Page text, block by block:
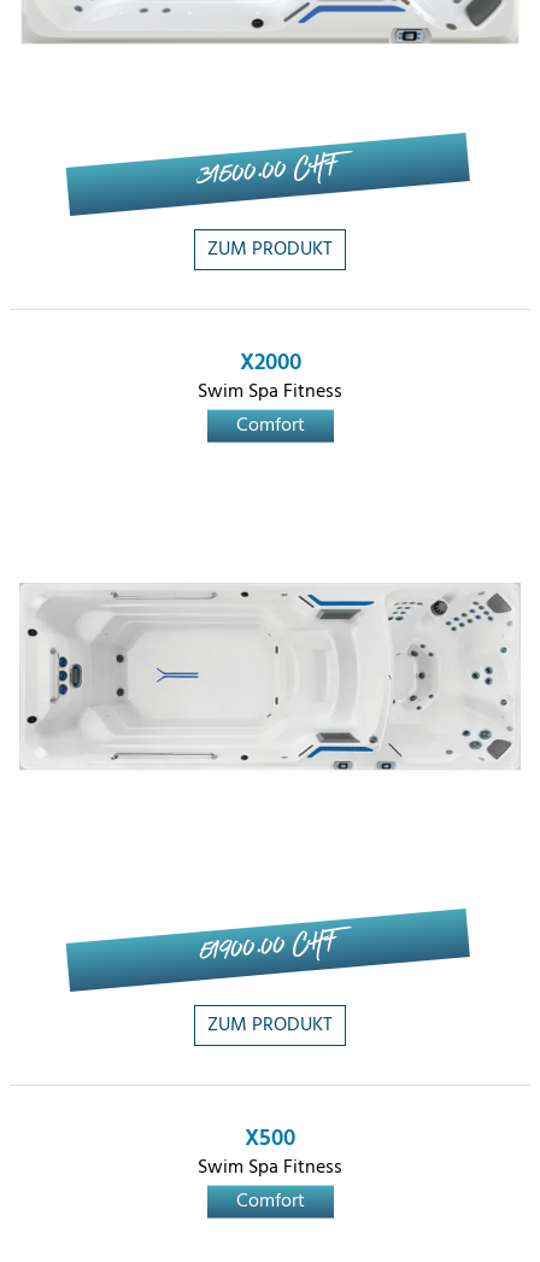
31'500.00 CHF
ZUM PRODUKT
X2000
Swim Spa Fitness
Comfort
51'900.00 CHF
ZUM PRODUKT
X500
Swim Spa Fitness
Comfort